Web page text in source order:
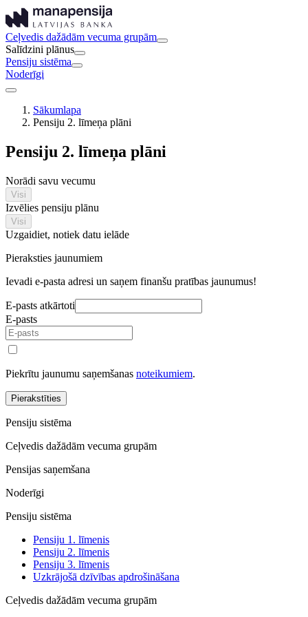
Ceļvedis dažādām vecuma grupām
Salīdzini plānus
Pensiju sistēma
Noderīgi
Sākumlapa
Pensiju 2. līmeņa plāni
Pensiju 2. līmeņa plāni
Norādi savu vecumu
Visi
Izvēlies pensiju plānu
Visi
Uzgaidiet, notiek datu ielāde
Pieraksties jaunumiem
Ievadi e-pasta adresi un saņem finanšu pratības jaunumus!
E-pasts atkārtoti
E-pasts
Piekrītu jaunumu saņemšanas noteikumiem.
Pierakstīties
Pensiju sistēma
Ceļvedis dažādām vecuma grupām
Pensijas saņemšana
Noderīgi
Pensiju sistēma
Pensiju 1. līmenis
Pensiju 2. līmenis
Pensiju 3. līmenis
Uzkrājošā dzīvības apdrošināšana
Ceļvedis dažādām vecuma grupām